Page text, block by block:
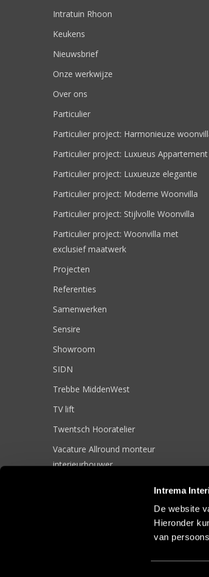
Intrema
De website
Hieronder
van
Intratuin Rhoon
Keukens
Nieuwsbrief
Onze werkwijze
Over ons
Particulier
Particulier project: Harmonieuze
Particulier project: Luxueus Appartement
Particulier project: Luxueuze elegantie
Particulier project: Moderne Woonvilla
Particulier project: Stijlvolle Woonvilla
Particulier project: Woonvilla met
exclusief maatwerk
Projecten
Referenties
Samenwerken
Sensire
Showroom
SIDN
Trebbe MiddenWest
TV lift
Twentsch Hooratelier
Vacature Allround monteur
interieurbouwer